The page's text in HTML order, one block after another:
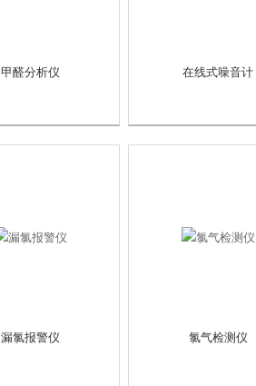
甲醛分析仪 在线式噪音计
漏氯报警仪 氯气检测仪